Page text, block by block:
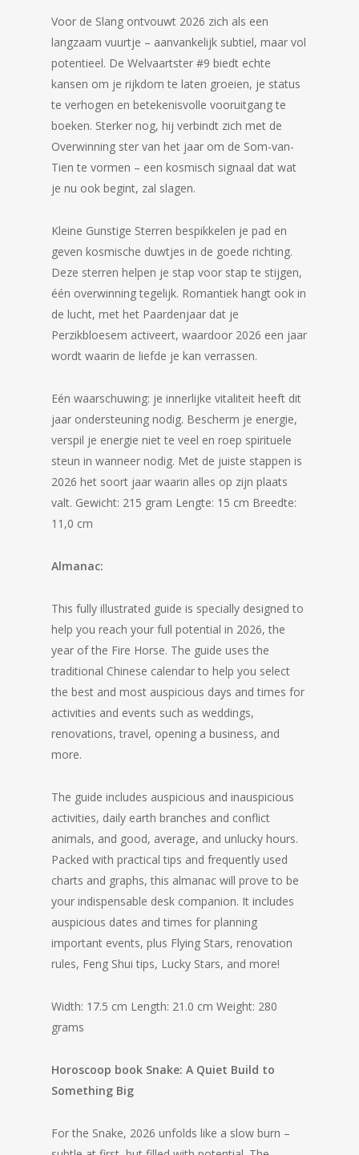
Voor de Slang ontvouwt 2026 zich als een
langzaam vuurtje – aanvankelijk subtiel, maar vol
potentieel. De Welvaartster #9 biedt echte
kansen om je rijkdom te laten groeien, je status
te verhogen en betekenisvolle vooruitgang te
boeken. Sterker nog, hij verbindt zich met de
Overwinning ster van het jaar om de Som-van-
Tien te vormen – een kosmisch signaal dat wat
je nu ook begint, zal slagen.
Kleine Gunstige Sterren bespikkelen je pad en
geven kosmische duwtjes in de goede richting.
Deze sterren helpen je stap voor stap te stijgen,
één overwinning tegelijk. Romantiek hangt ook in
de lucht, met het Paardenjaar dat je
Perzikbloesem activeert, waardoor 2026 een jaar
wordt waarin de liefde je kan verrassen.
Eén waarschuwing: je innerlijke vitaliteit heeft dit
jaar ondersteuning nodig. Bescherm je energie,
verspil je energie niet te veel en roep spirituele
steun in wanneer nodig. Met de juiste stappen is
2026 het soort jaar waarin alles op zijn plaats
valt. Gewicht: 215 gram Lengte: 15 cm Breedte:
11,0 cm
Almanac:
This fully illustrated guide is specially designed to
help you reach your full potential in 2026, the
year of the Fire Horse. The guide uses the
traditional Chinese calendar to help you select
the best and most auspicious days and times for
activities and events such as weddings,
renovations, travel, opening a business, and
more.
The guide includes auspicious and inauspicious
activities, daily earth branches and conflict
animals, and good, average, and unlucky hours.
Packed with practical tips and frequently used
charts and graphs, this almanac will prove to be
your indispensable desk companion. It includes
auspicious dates and times for planning
important events, plus Flying Stars, renovation
rules, Feng Shui tips, Lucky Stars, and more!
Width: 17.5 cm Length: 21.0 cm Weight: 280
grams
Horoscoop book Snake: A Quiet Build to
Something Big
For the Snake, 2026 unfolds like a slow burn –